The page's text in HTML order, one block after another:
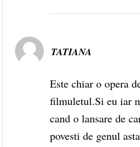
TATIANA
Este chiar o opera
filmuletul.Si eu iar
cand o lansare de
povesti de genul